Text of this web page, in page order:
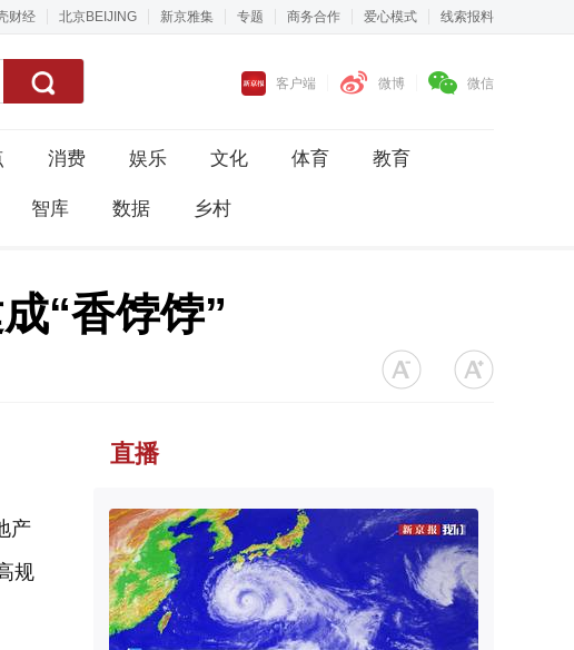
财经 北京BEIJING 新京雅集 专题 商务合作 爱心模式 线索报料
客户端 微博 微信
消费 娱乐 文化 体育 教育
智库 数据 乡村
“香饽饽”
产
规
直播